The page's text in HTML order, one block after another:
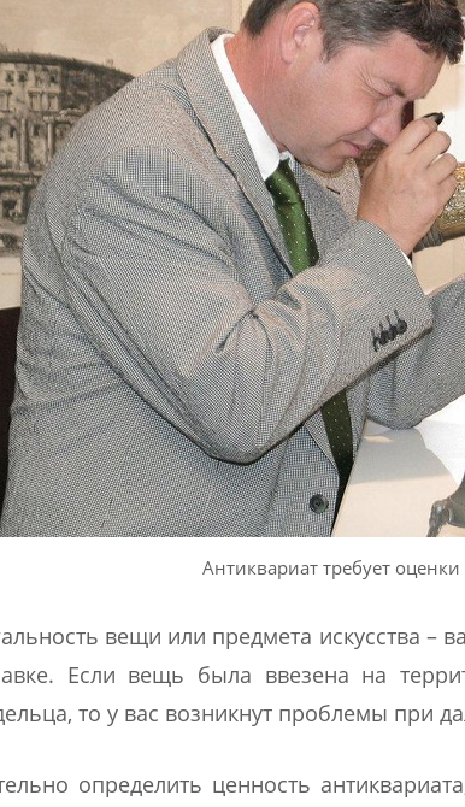
Антиквариат требует оценки
вещи или предмета искусства
Если вещь была ввезена на
то у вас возникнут проблемы при
определить ценность